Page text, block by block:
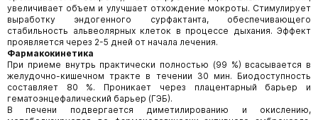
увеличивает объем и улучшает отхождение мокроты. Стимулирует
выработку эндогенного сурфактанта, обеспечивающего
стабильность альвеолярных клеток в процессе дыхания. Эффект
проявляется через 2-5 дней от начала лечения.
Фармакокинетика
При приеме внутрь практически полностью (99 %) всасывается в
желудочно-кишечном тракте в течении 30 мин. Биодоступность
составляет 80 %. Проникает через плацентарный барьер и
гематоэнцефалический барьер (ГЭБ).
В печени подвергается диметилированию и окислению,